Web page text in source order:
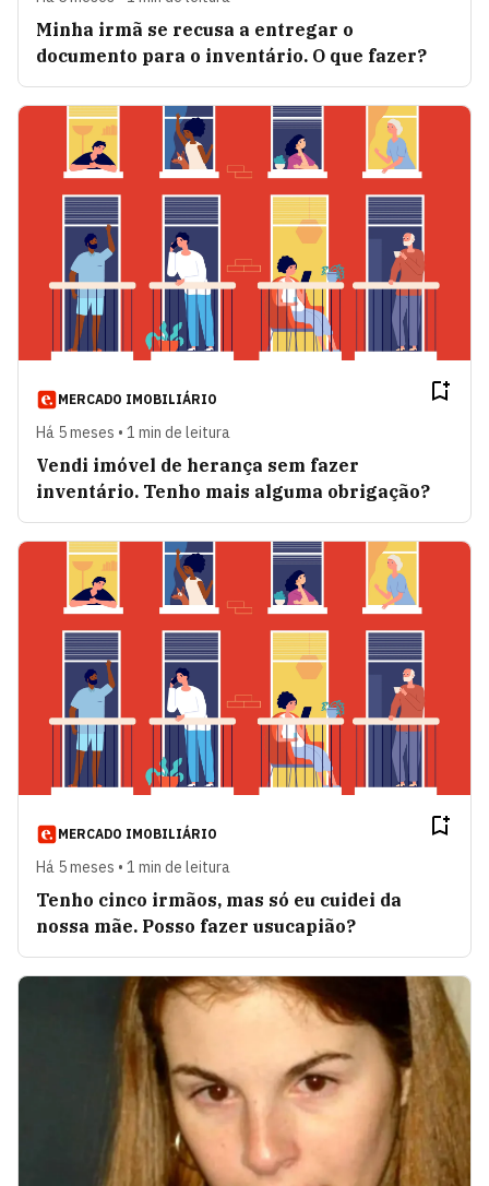
Minha irmã se recusa a entregar o
documento para o inventário. O que fazer?
MERCADO IMOBILIÁRIO
Há 5 meses • 1 min de leitura
Vendi imóvel de herança sem fazer
inventário. Tenho mais alguma obrigação?
MERCADO IMOBILIÁRIO
Há 5 meses • 1 min de leitura
Tenho cinco irmãos, mas só eu cuidei da
nossa mãe. Posso fazer usucapião?